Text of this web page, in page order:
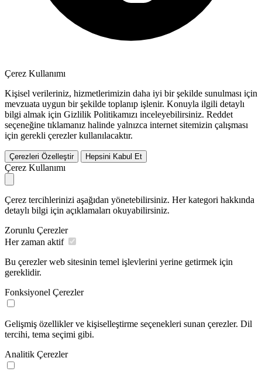
Çerez Kullanımı
Kişisel verileriniz, hizmetlerimizin daha iyi bir şekilde sunulması için
mevzuata uygun bir şekilde toplanıp işlenir. Konuyla ilgili detaylı
bilgi almak için Gizlilik Politikamızı inceleyebilirsiniz. Reddet
seçeneğine tıklamanız halinde yalnızca internet sitemizin çalışması
için gerekli çerezler kullanılacaktır.
Çerezleri Özelleştir Hepsini Kabul Et
Çerez Kullanımı
Çerez tercihlerinizi aşağıdan yönetebilirsiniz. Her kategori hakkında
detaylı bilgi için açıklamaları okuyabilirsiniz.
Zorunlu Çerezler
Her zaman aktif
Bu çerezler web sitesinin temel işlevlerini yerine getirmek için
gereklidir.
Fonksiyonel Çerezler
Gelişmiş özellikler ve kişiselleştirme seçenekleri sunan çerezler. Dil
tercihi, tema seçimi gibi.
Analitik Çerezler